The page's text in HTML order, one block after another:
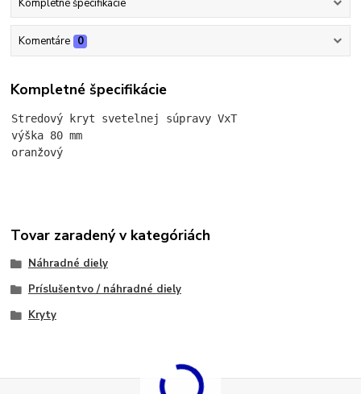
Komentáre 0
Kompletné špecifikácie
Stredový kryt svetelnej súpravy VxT
výška 80 mm
oranžový
Tovar zaradený v kategóriách
Náhradné diely
Príslušentvo / náhradné diely
Kryty